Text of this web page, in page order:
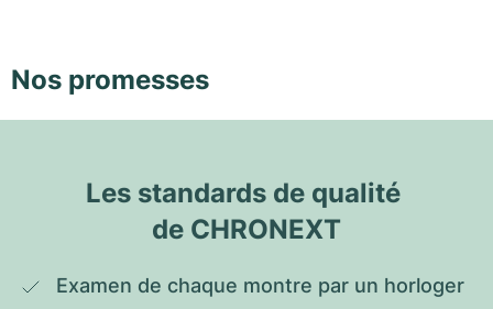
Nos promesses
Les standards de qualité
de CHRONEXT
Examen de chaque montre par un horloger